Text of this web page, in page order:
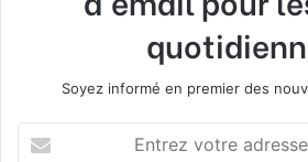
Soyez informé en premier des